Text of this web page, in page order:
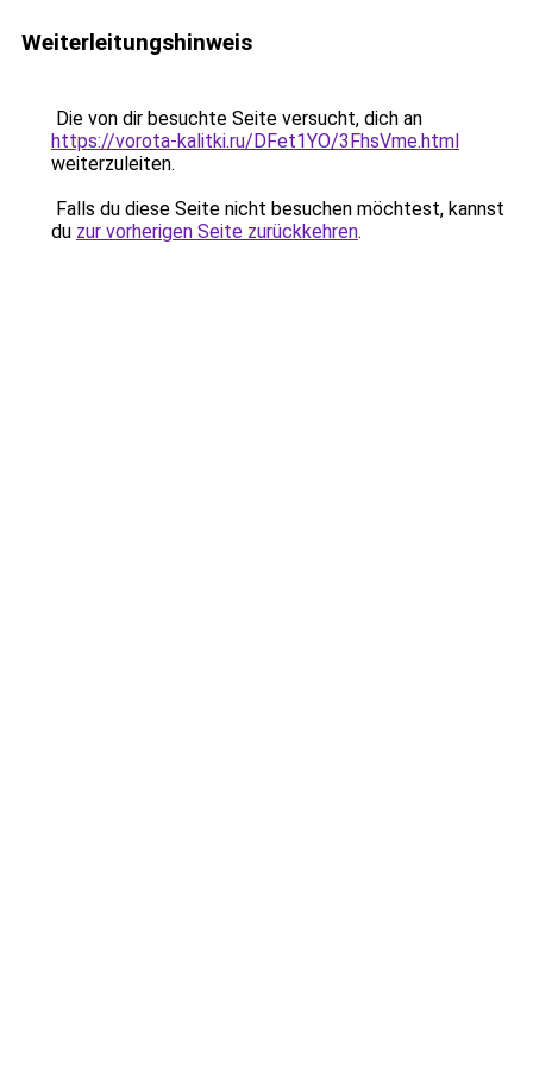
Weiterleitungshinweis
Die von dir besuchte Seite versucht, dich an
https://vorota-kalitki.ru/DFet1YO/3FhsVme.html
weiterzuleiten.
Falls du diese Seite nicht besuchen möchtest, kannst
du zur vorherigen Seite zurückkehren.